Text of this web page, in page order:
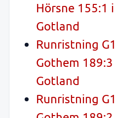
Hörsne 155:1
Gotland
Runristning
Gothem
Gotland
Runristning